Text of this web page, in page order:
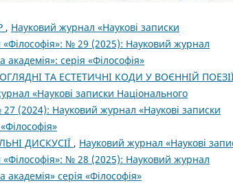
, Науковий журнал «Наукові записки
«Філософія»: № 29 (2025): Науковий журнал
серія «Філософія»
ТА ЕСТЕТИЧНІ КОДИ У ВОЄННІЙ
«Наукові записки Національного
27 (2024): Науковий журнал «Наукові записки
ДИСКУСІЇ , Науковий журнал «Наукові
«Філософія»: № 28 (2025): Науковий журнал
серія «Філософія»